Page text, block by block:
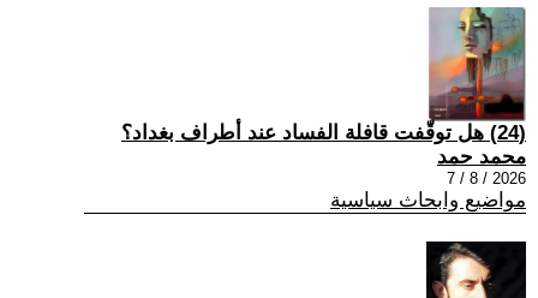
(24) هل توقّفت قافلة الفساد عند أطراف بغداد؟
محمد حمد
2026 / 8 / 7
مواضيع وابحاث سياسية